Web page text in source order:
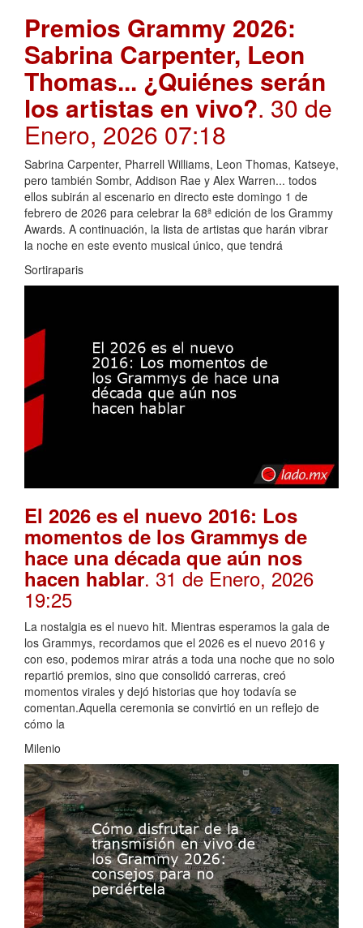
Premios Grammy 2026:
Sabrina Carpenter, Leon
Thomas... ¿Quiénes serán
los artistas en vivo?. 30 de
Enero, 2026 07:18
Sabrina Carpenter, Pharrell Williams, Leon Thomas, Katseye,
pero también Sombr, Addison Rae y Alex Warren... todos
ellos subirán al escenario en directo este domingo 1 de
febrero de 2026 para celebrar la 68ª edición de los Grammy
Awards. A continuación, la lista de artistas que harán vibrar
la noche en este evento musical único, que tendrá
Sortiraparis
El 2026 es el nuevo 2016: Los
momentos de los Grammys de
hace una década que aún nos
hacen hablar. 31 de Enero, 2026
19:25
La nostalgia es el nuevo hit. Mientras esperamos la gala de
los Grammys, recordamos que el 2026 es el nuevo 2016 y
con eso, podemos mirar atrás a toda una noche que no solo
repartió premios, sino que consolidó carreras, creó
momentos virales y dejó historias que hoy todavía se
comentan.Aquella ceremonia se convirtió en un reflejo de
cómo la
Milenio